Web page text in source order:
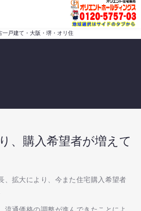
戸建て・大阪・堺・オリ住
、購入希望者が増えて
、拡大により、今また住宅購入希望者
流通価格の調整が進んできたことによ